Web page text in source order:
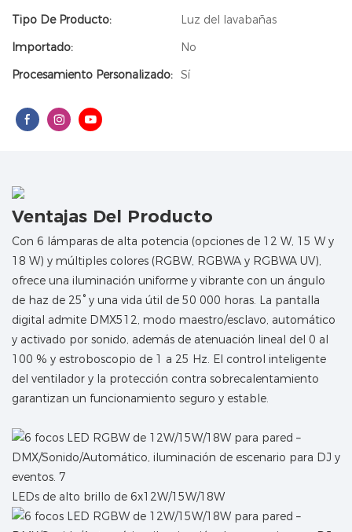
Tipo De Producto:
Luz del lavabañas
Importado:
No
Procesamiento Personalizado: Sí
Ventajas Del Producto
Con 6 lámparas de alta potencia (opciones de 12 W, 15 W y
18 W) y múltiples colores (RGBW, RGBWA y RGBWA UV),
ofrece una iluminación uniforme y vibrante con un ángulo
de haz de 25° y una vida útil de 50 000 horas. La pantalla
digital admite DMX512, modo maestro/esclavo, automático
y activado por sonido, además de atenuación lineal del 0 al
100 % y estroboscopio de 1 a 25 Hz. El control inteligente
del ventilador y la protección contra sobrecalentamiento
garantizan un funcionamiento seguro y estable.
LEDs de alto brillo de 6x12W/15W/18W